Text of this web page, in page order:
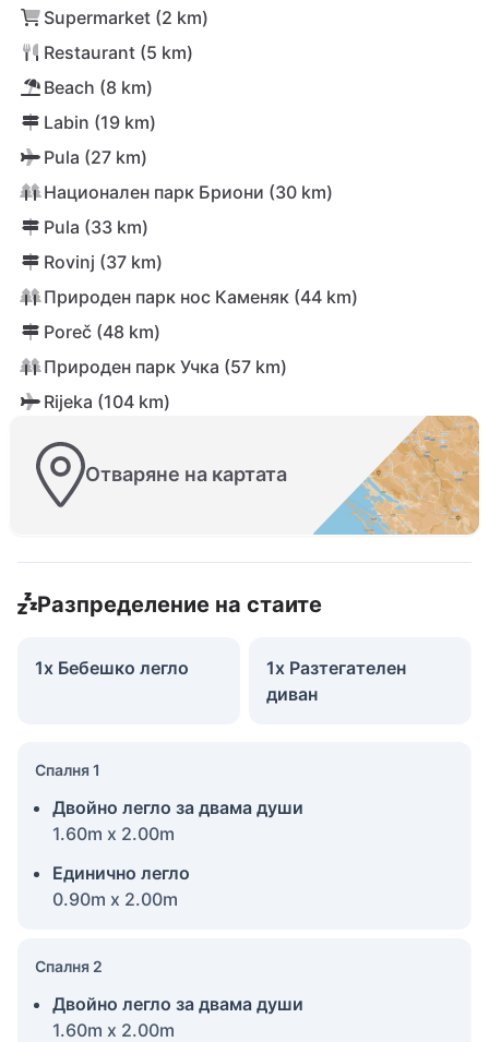
Supermarket (2 km)
Restaurant (5 km)
Beach (8 km)
Labin (19 km)
Pula (27 km)
Национален парк Бриони (30 km)
Pula (33 km)
Rovinj (37 km)
Природен парк нос Каменяк (44 km)
Poreč (48 km)
Природен парк Учка (57 km)
Rijeka (104 km)
Отваряне на картата
Разпределение на стаите
1x Бебешко легло
1x Разтегателен
диван
Спалня 1
Двойно легло за двама души
1.60m x 2.00m
Единично легло
0.90m x 2.00m
Спалня 2
Двойно легло за двама души
1.60m x 2.00m